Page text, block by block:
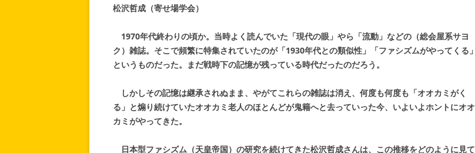
松沢哲成（寄せ場学会）
1970年代終わりの頃か。当時よく読んでいた「現代の眼」やら「流動」などの（総会屋系サヨ
ク）雑誌。そこで頻繁に特集されていたのが「1930年代との類似性」「ファシズムがやってくる」
というものだった。まだ戦時下の記憶が残っている時代だったのだろう。
しかしその記憶は継承されぬまま、やがてこれらの雑誌は消え、何度も何度も「オオカミがく
る」と煽り続けていたオオカミ老人のほとんどが鬼籍へと去っていった今、いよいよホントにオオ
カミがやってきた。
日本型ファシズム（天皇帝国）の研究を続けてきた松沢哲成さんは、この推移をどのように見て